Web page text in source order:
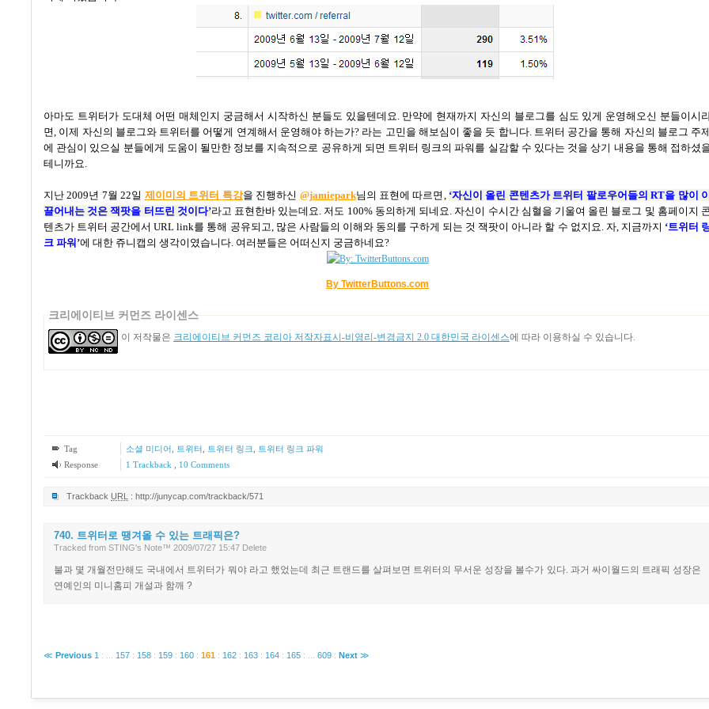
아마도 트위터가 도대체 어떤 매체인지 궁금해서 시작하신 분들도 있을텐데요 만약에 현재까지 자신의 블로그를 심도 있게 운영해오신 분들이시
면 이제 자신의 블로그와 트위터를 어떻게 연계해서 운영해야 하는가? 라는 고민을 해보심이 좋을 듯 합니다. 트위터 공간을 통해 자신의 블로그 주제
에 관심이 있으실 분들에게 도움이 될만한 정보를 지속적으로 공유하게 되면 트위터 링크의 파워를 실감할 수 있다는 것을 상기 내용을 통해 접하셨
테니까요
지난 2009년 7월 22일 제이미의 트위터 특강을 진행하신 @jamiepark님의 표현에 따르면 ‘자신이 올린 콘텐츠가 트위터 팔로우어들의 RT을 많이
끌어내는 것은 잭팟을 터뜨린 것이다’라고 표현한바 있는데요 저도 100% 동의하게 되네요 .자신이 수시간 심혈을 기울여 올린 블로그 및 홈페이지
텐츠가 트위터 공간에서 URL link를 통해 공유되고 많은 사람들의 이해와 동의를 구하게 되는 것 잭팟이 아니라 할 수 없지요 자, 지금까지 ‘트위터
크 파워’에 대한 쥬니캡의 생각이였습니다 여러분들은 어떠신지 궁금하네요?
By TwitterButtons.com
크리에이티브 커먼즈 라이센스
이 저작물은 크리에이티브 커먼즈 코리아 저작자표시-비영리-변경금지 2.0 대한민국 라이센스에 따라 이용하실 수 있습니다.
Tag 소셜 미디어 트위터 트위터 링크
트위터 링크 파워
Response
1 Trackback 10 Comments
Trackback URL : http://junycap.com/trackback/571
740. 트위터로 땡겨올 수 있는 트래픽은?
Tracked from STING's Note™ 2009/07/27 15:47 Delete
불과 몇 개월전만해도 국내에서 트위터가 뭐야 라고 했었는데 최근 트랜드를 살펴보면 트위터의 무서운 성장을 볼수가 있다. 과거 싸이월드의 트래픽 성장은
연예인의 미니홈피 개설과 함깨 ?
≪ Previous 1 : 157 : 158 : 159 : 160 : 161 : 162 : 163 : 164 : 165 : 609 : Next ≫